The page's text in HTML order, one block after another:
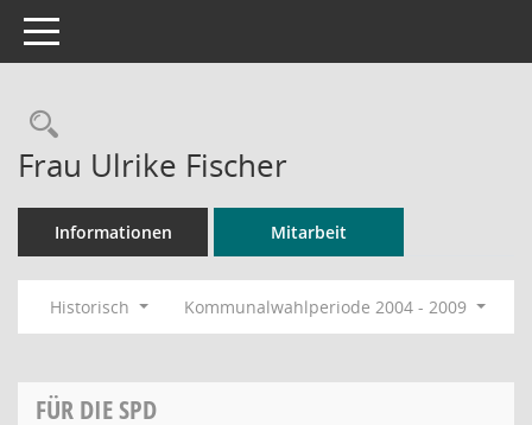
Toggle navigation
Rechercheauswahl
Frau Ulrike Fischer
Informationen Mitarbeit
Historisch Kommunalwahlperiode 2004 - 2009
FÜR DIE SPD